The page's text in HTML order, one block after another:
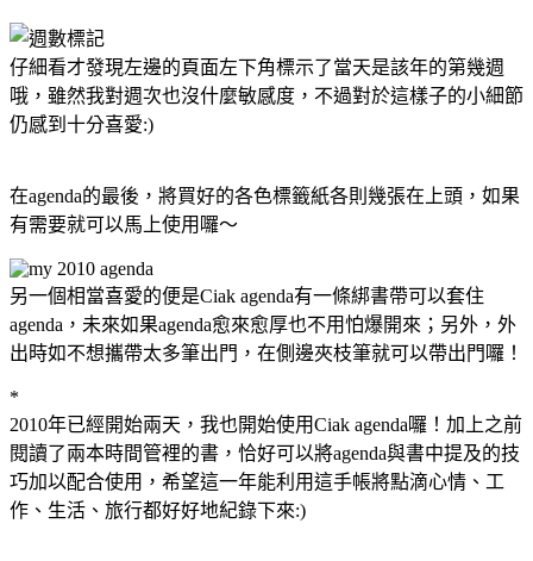
仔細看才發現左邊的頁面左下角標示了當天是該年的第幾週
哦，雖然我對週次也沒什麼敏感度，不過對於這樣子的小細節
仍感到十分喜愛:)
在agenda的最後，將買好的各色標籤紙各則幾張在上頭，如果
有需要就可以馬上使用囉～
另一個相當喜愛的便是Ciak agenda有一條綁書帶可以套住
agenda，未來如果agenda愈來愈厚也不用怕爆開來；另外，外
出時如不想攜帶太多筆出門，在側邊夾枝筆就可以帶出門囉！
*
2010年已經開始兩天，我也開始使用Ciak agenda囉！加上之前
閱讀了兩本時間管裡的書，恰好可以將agenda與書中提及的技
巧加以配合使用，希望這一年能利用這手帳將點滴心情、工
作、生活、旅行都好好地紀錄下來:)